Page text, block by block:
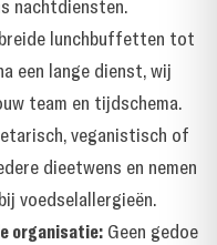
nachtdiensten.
lunchbuffetten tot
een lange dienst, wij
team en tijdschema.
veganistisch of
dieetwens en nemen
voedselallergieën.
organisatie: Geen gedoe